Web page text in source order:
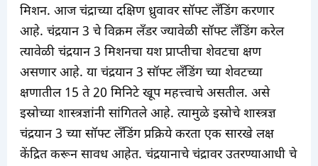
मिशन. आज चंद्राच्या दक्षिण ध्रुवावर सॉफ्ट लँडिंग करणार
आहे. चंद्रयान 3 चे विक्रम लँडर ज्यावेळी सॉफ्ट लँडिंग करेल
त्यावेळी चंद्रयान 3 मिशनचा यश प्राप्तीचा शेवटचा क्षण
असणार आहे. या चंद्रयान 3 सॉफ्ट लँडिंग च्या शेवटच्या
क्षणातील 15 ते 20 मिनिटे खूप महत्त्वाचे असतील. असे
इस्रोच्या शास्त्रज्ञांनी सांगितले आहे. त्यामुळे इस्रोचे शास्त्रज्ञ
चंद्रयान 3 च्या सॉफ्ट लँडिंग प्रक्रिये करता एक सारखे लक्ष
केंद्रित करून सावध आहेत. चंद्रयानाचे चंद्रावर उतरण्याआधी चे